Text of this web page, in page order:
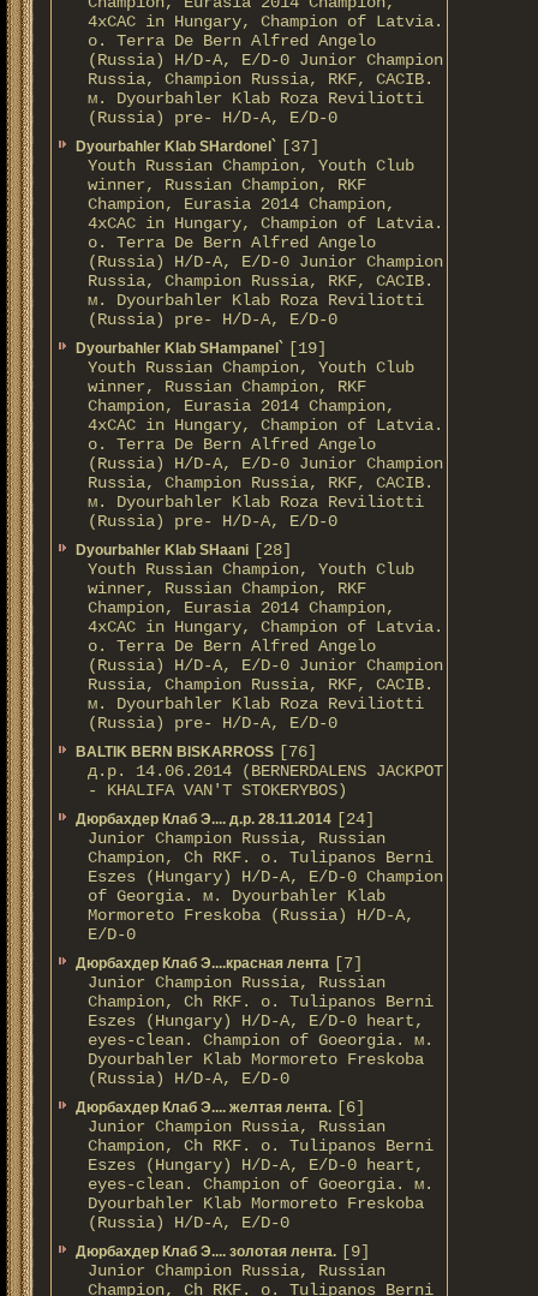
4xCAC in Hungary, Champion of Latvia.
о. Terra De Bern Alfred Angelo
(Russia) H/D-A, E/D-0 Junior Champion
Russia, Champion Russia, RKF, CACIB.
м. Dyourbahler Klab Roza Reviliotti
(Russia) pre- H/D-A, E/D-0
Dyourbahler Klab SHardonel` [37]
Youth Russian Champion, Youth Club
winner, Russian Champion, RKF
Champion, Eurasia 2014 Champion,
4xCAC in Hungary, Champion of Latvia.
о. Terra De Bern Alfred Angelo
(Russia) H/D-A, E/D-0 Junior Champion
Russia, Champion Russia, RKF, CACIB.
м. Dyourbahler Klab Roza Reviliotti
(Russia) pre- H/D-A, E/D-0
Dyourbahler Klab SHampanel` [19]
Youth Russian Champion, Youth Club
winner, Russian Champion, RKF
Champion, Eurasia 2014 Champion,
4xCAC in Hungary, Champion of Latvia.
о. Terra De Bern Alfred Angelo
(Russia) H/D-A, E/D-0 Junior Champion
Russia, Champion Russia, RKF, CACIB.
м. Dyourbahler Klab Roza Reviliotti
(Russia) pre- H/D-A, E/D-0
Dyourbahler Klab SHaani [28]
Youth Russian Champion, Youth Club
winner, Russian Champion, RKF
Champion, Eurasia 2014 Champion,
4xCAC in Hungary, Champion of Latvia.
о. Terra De Bern Alfred Angelo
(Russia) H/D-A, E/D-0 Junior Champion
Russia, Champion Russia, RKF, CACIB.
м. Dyourbahler Klab Roza Reviliotti
(Russia) pre- H/D-A, E/D-0
BALTIK BERN BISKARROSS [76]
д.р. 14.06.2014 (BERNERDALENS JACKPOT
- KHALIFA VAN'T STOKERYBOS)
Дюрбахдер Клаб Э.... д.р. 28.11.2014 [24]
Junior Champion Russia, Russian
Champion, Ch RKF. о. Tulipanos Berni
Eszes (Hungary) H/D-A, E/D-0 Champion
of Georgia. м. Dyourbahler Klab
Mormoreto Freskoba (Russia) H/D-A,
E/D-0
Дюрбахдер Клаб Э....красная лента [7]
Junior Champion Russia, Russian
Champion, Ch RKF. о. Tulipanos Berni
Eszes (Hungary) H/D-A, E/D-0 heart,
eyes-clean. Champion of Gоeorgia. м.
Dyourbahler Klab Mormoreto Freskoba
(Russia) H/D-А, E/D-0
Дюрбахдер Клаб Э.... желтая лента. [6]
Junior Champion Russia, Russian
Champion, Ch RKF. о. Tulipanos Berni
Eszes (Hungary) H/D-A, E/D-0 heart,
eyes-clean. Champion of Gоeorgia. м.
Dyourbahler Klab Mormoreto Freskoba
(Russia) H/D-А, E/D-0
Дюрбахдер Клаб Э.... золотая лента. [9]
Junior Champion Russia, Russian
Champion, Ch RKF. о. Tulipanos Berni